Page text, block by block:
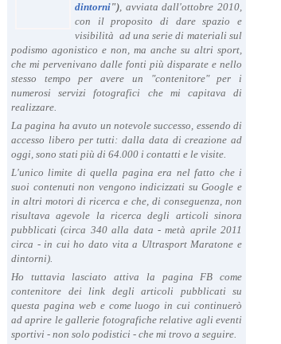
dintorni"), avviata dall'ottobre 2010,
con il proposito di dare spazio e
visibilità ad una serie di materiali sul
podismo agonistico e non, ma anche su altri sport,
che mi pervenivano dalle fonti più disparate e nello
stesso tempo per avere un "contenitore" per i
numerosi servizi fotografici che mi capitava di
realizzare.
La pagina ha avuto un notevole successo, essendo di
accesso libero per tutti: dalla data di creazione ad
oggi, sono stati più di 64.000 i contatti e le visite.
L'unico limite di quella pagina era nel fatto che i
suoi contenuti non vengono indicizzati su Google e
in altri motori di ricerca e che, di conseguenza, non
risultava agevole la ricerca degli articoli sinora
pubblicati (circa 340 alla data - metà aprile 2011
circa - in cui ho dato vita a Ultrasport Maratone e
dintorni).
Ho tuttavia lasciato attiva la pagina FB come
contenitore dei link degli articoli pubblicati su
questa pagina web e come luogo in cui continuerò
ad aprire le gallerie fotografiche relative agli eventi
sportivi - non solo podistici - che mi trovo a seguire.